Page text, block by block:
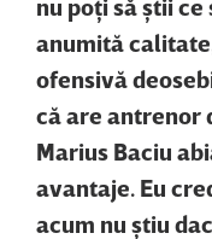
anumită
ofensivă
că are antrenor
Marius Baciu
avantaje. Eu
acum nu ştiu